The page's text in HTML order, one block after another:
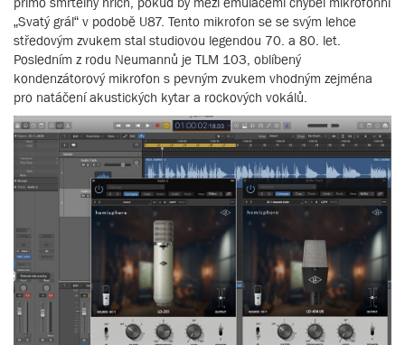
„Svatý grál“ v podobě U87. Tento mikrofon se se svým lehce
středovým zvukem stal studiovou legendou 70. a 80. let.
Posledním z rodu Neumannů je TLM 103, oblíbený
kondenzátorový mikrofon s pevným zvukem vhodným zejména
pro natáčení akustických kytar a rockových vokálů.